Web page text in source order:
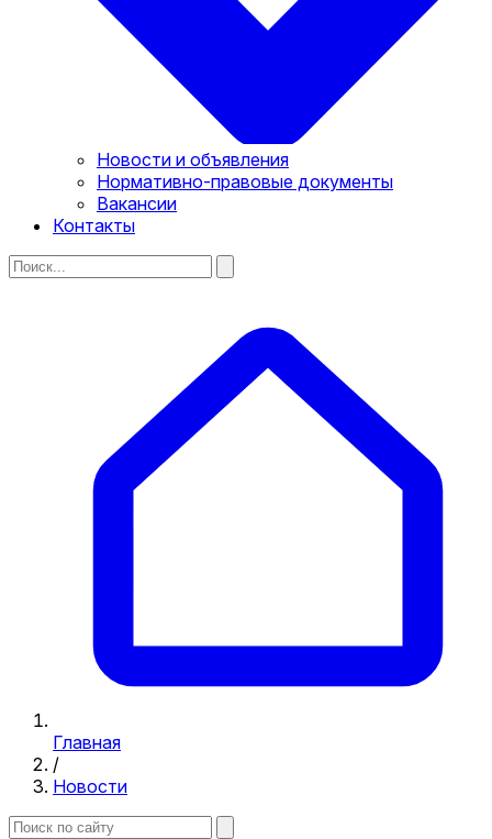
Новости и объявления
Нормативно-правовые документы
Вакансии
Контакты
Главная
/
Новости